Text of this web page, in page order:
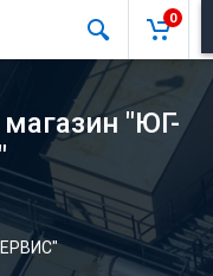
0
"ЮГ-